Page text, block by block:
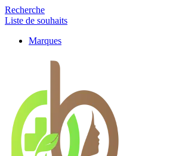
Recherche
Liste de souhaits
Marques